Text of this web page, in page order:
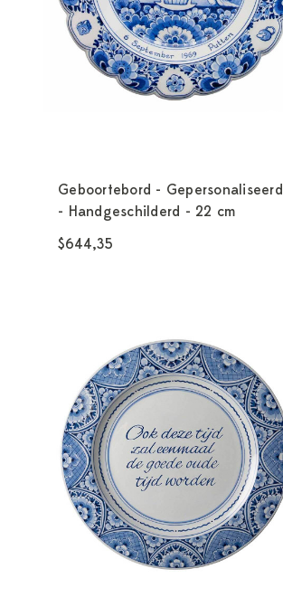
Geboortebord - Gepersonaliseerd
- Handgeschilderd - 22 cm
$644,35